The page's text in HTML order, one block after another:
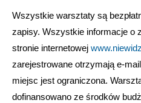
Wszystkie warsztaty są
zapisy. Wszystkie informacje o
stronie internetowej
zarejestrowane otrzymają e-
miejsc jest ograniczona.
dofinansowano ze środków